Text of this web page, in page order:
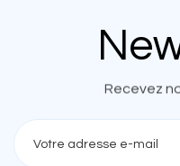
Recevez